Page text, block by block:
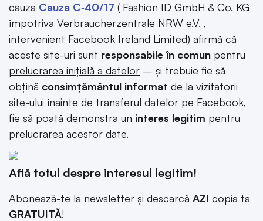
cauza Cauza C‑40/17 ( Fashion ID GmbH & Co. KG
împotriva Verbraucherzentrale NRW e.V. ,
intervenient Facebook Ireland Limited) afirmă că
aceste site-uri sunt responsabile în comun pentru
prelucrarea inițială a datelor – și trebuie fie să
obțină consimțământul informat de la vizitatorii
site-ului înainte de transferul datelor pe Facebook,
fie să poată demonstra un interes legitim pentru
prelucrarea acestor date.
Află totul despre interesul legitim!
Abonează-te la newsletter și descarcă AZI copia ta
GRATUITĂ!